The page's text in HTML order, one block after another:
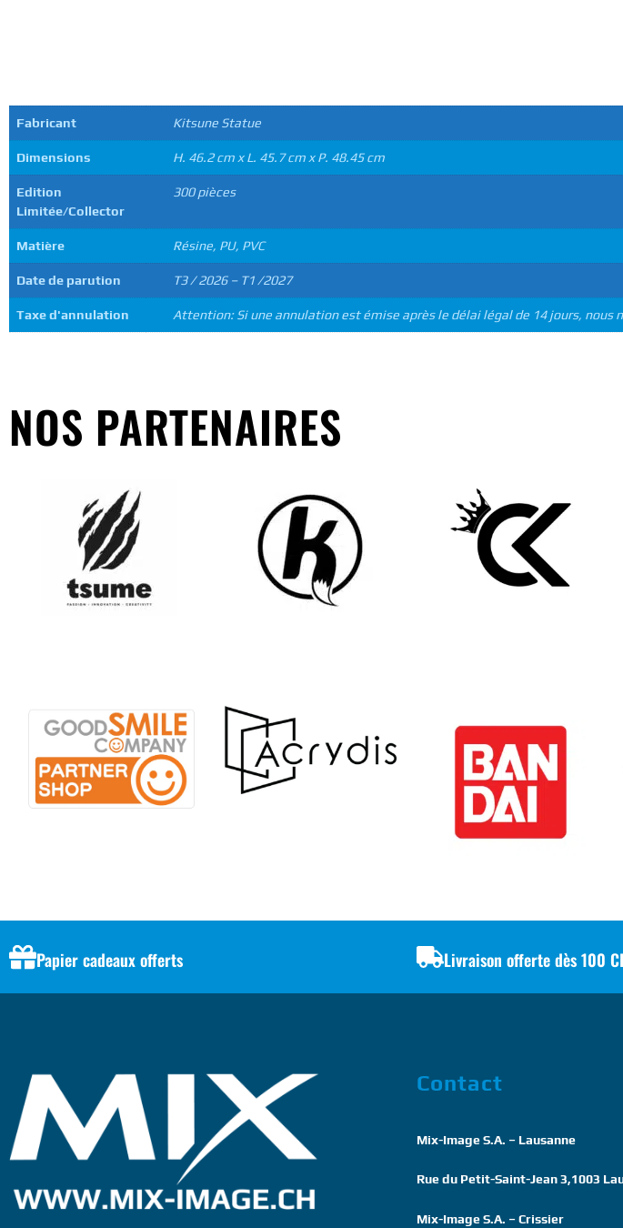
Fabricant Kitsune Statue
Dimensions H. 46.2 cm x L. 45.7 cm x P. 48.45 cm
Edition
Limitée/Collector
300 pièces
Matière Résine, PU, PVC
Date de parution T3 / 2026 – T1 /2027
Taxe d'annulation Attention: Si une annulation est émise après le délai légal de 14 jours,
NOS PARTENAIRES
Papier cadeaux offerts Livraison offerte dès 100
Contact
Mix-Image S.A. – Lausanne
Rue du Petit-Saint-Jean 3,1003
Mix-Image S.A. – Crissier